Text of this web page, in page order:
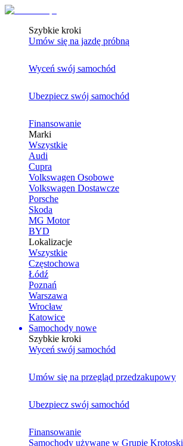
Szybkie kroki
Umów się na jazdę próbną
Wyceń swój samochód
Ubezpiecz swój samochód
Finansowanie
Marki
Wszystkie
Audi
Cupra
Volkswagen Osobowe
Volkswagen Dostawcze
Porsche
Skoda
MG Motor
BYD
Lokalizacje
Wszystkie
Częstochowa
Łódź
Poznań
Warszawa
Wrocław
Katowice
Samochody nowe
Szybkie kroki
Wyceń swój samochód
Umów się na przegląd przedzakupowy
Ubezpiecz swój samochód
Finansowanie
Samochody używane w Grupie Krotoski